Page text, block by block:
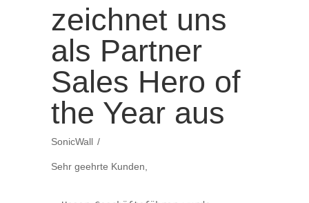
zeichnet uns
als Partner
Sales Hero of
the Year aus
SonicWall
Sehr geehrte Kunden,